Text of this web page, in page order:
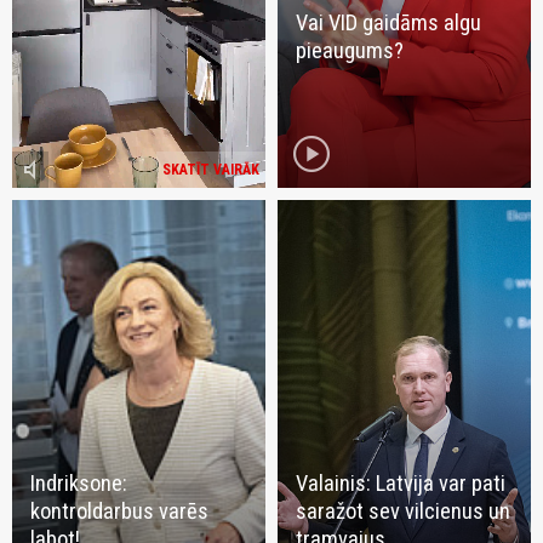
SKATĪT VAIRĀK
volume_mute
Vai VID gaidāms algu
pieaugums?
play_circle
Indriksone:
kontroldarbus varēs
Valainis: Latvija var pati
saražot sev vilcienus un